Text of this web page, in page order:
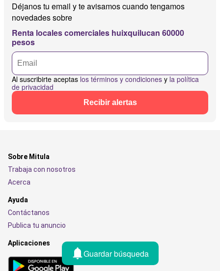
Déjanos tu email y te avisamos cuando tengamos
novedades sobre
Renta locales comerciales huixquilucan 60000
pesos
Al suscribirte aceptas los términos y condiciones y la política
de privacidad
Recibir alertas
Guardar búsqueda
Sobre Mitula
Trabaja con nosotros
Acerca
Ayuda
Contáctanos
Publica tu anuncio
Aplicaciones